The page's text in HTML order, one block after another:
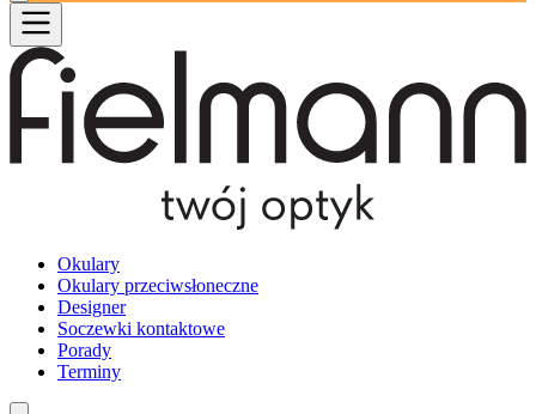
Okulary
Okulary przeciwsłoneczne
Designer
Soczewki kontaktowe
Porady
Terminy